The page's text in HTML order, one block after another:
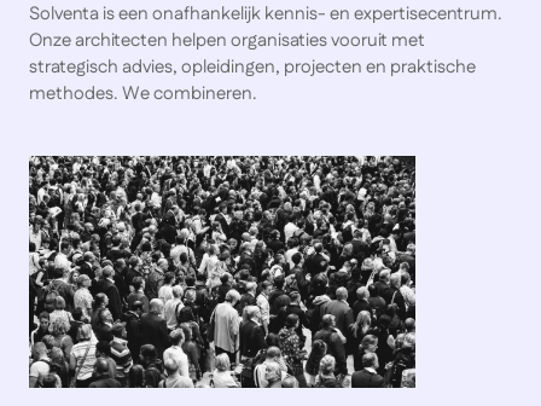
Solventa is een onafhankelijk kennis- en expertisecentrum.
Onze architecten helpen organisaties vooruit met
strategisch advies, opleidingen, projecten en praktische
methodes. We combineren.